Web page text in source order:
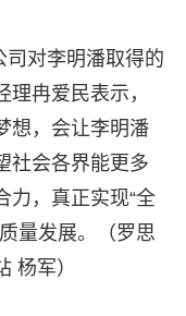
司对李明潘取得的
冉爱民表示，
想，会让李明潘
社会各界能更多
力，真正实现“全
量发展。（罗思
杨军）